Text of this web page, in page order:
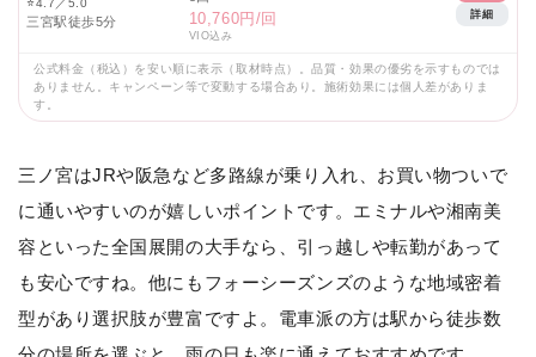
⭐4.7／5.0
三宮駅徒歩5分 10,760円/回
VIO込み
詳細
公式料金（税込）を安い順に表示（取材時点）。品質・効果の優劣を示すものでは
ありません。キャンペーン等で変動する場合あり。施術効果には個人差がありま
す。
三ノ宮はJRや阪急など多路線が乗り入れ、お買い物ついで
に通いやすいのが嬉しいポイントです。エミナルや湘南美
容といった全国展開の大手なら、引っ越しや転勤があって
も安心ですね。他にもフォーシーズンズのような地域密着
型があり選択肢が豊富ですよ。電車派の方は駅から徒歩数